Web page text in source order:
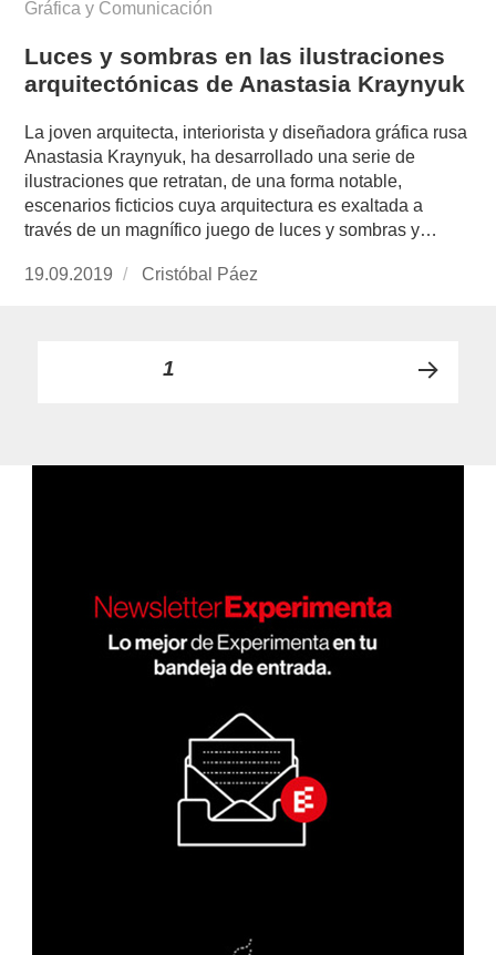
Gráfica y Comunicación
Luces y sombras en las ilustraciones
arquitectónicas de Anastasia Kraynyuk
La joven arquitecta, interiorista y diseñadora gráfica rusa
Anastasia Kraynyuk, ha desarrollado una serie de
ilustraciones que retratan, de una forma notable,
escenarios ficticios cuya arquitectura es exaltada a
través de un magnífico juego de luces y sombras y…
Publicado
19.09.2019
https://www.experimenta.es/author/cristobal-
Cristóbal Páez
Paginación
entradas
PÁGINA1